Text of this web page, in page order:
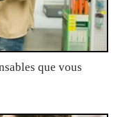
que vous